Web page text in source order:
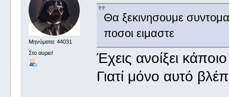
Μηνύματα: 44031
Στο αυριο!
Θα ξεκινησουμε
ποσοι ειμαστε
Έχεις ανοίξει
Γιατί μόνο αυτό